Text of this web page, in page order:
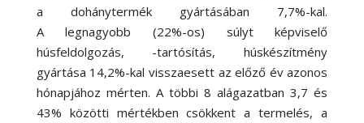
a dohánytermék gyártásában 7,7%-kal.
A legnagyobb (22%-os) súlyt képviselő
húsfeldolgozás, -tartósítás, húskészítmény
gyártása 14,2%-kal visszaesett az előző év azonos
hónapjához mérten. A többi 8 alágazatban 3,7 és
43% közötti mértékben csökkent a termelés, a